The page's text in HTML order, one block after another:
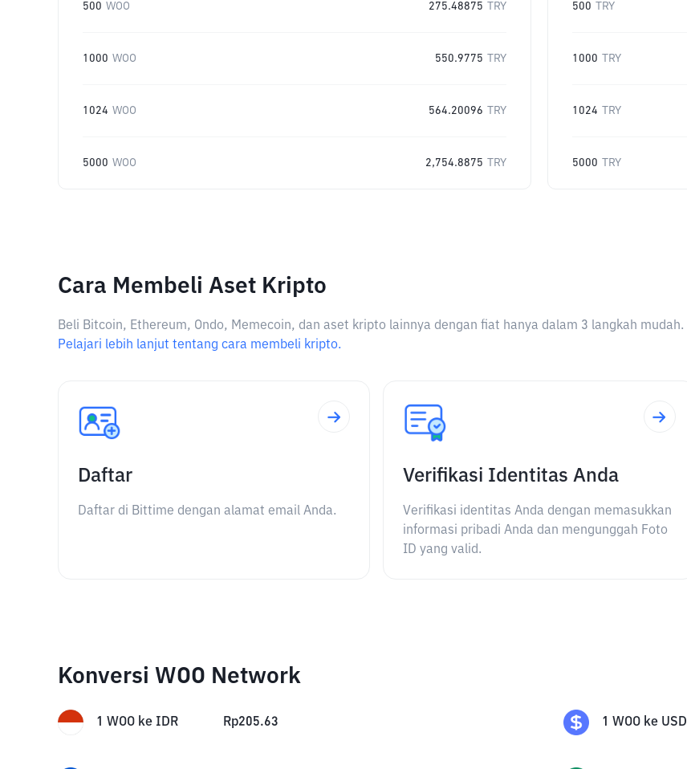
500 WOO 275.48875 TRY
1000 WOO 550.9775 TRY
1024 WOO 564.20096 TRY
5000 WOO 2,754.8875 TRY
500 TRY
1000 TRY
1024 TRY
5000 TRY
Cara Membeli Aset Kripto
Beli Bitcoin, Ethereum, Ondo, Memecoin, dan aset kripto lainnya dengan fiat hanya dalam 3 langkah mudah.
Pelajari lebih lanjut tentang cara membeli kripto.
Daftar
Daftar di Bittime dengan alamat email Anda.
Verifikasi Identitas Anda
Verifikasi identitas Anda dengan memasukkan
informasi pribadi Anda dan mengunggah Foto
ID yang valid.
Konversi WOO Network
1 WOO ke IDR Rp205.63 1 WOO ke USD